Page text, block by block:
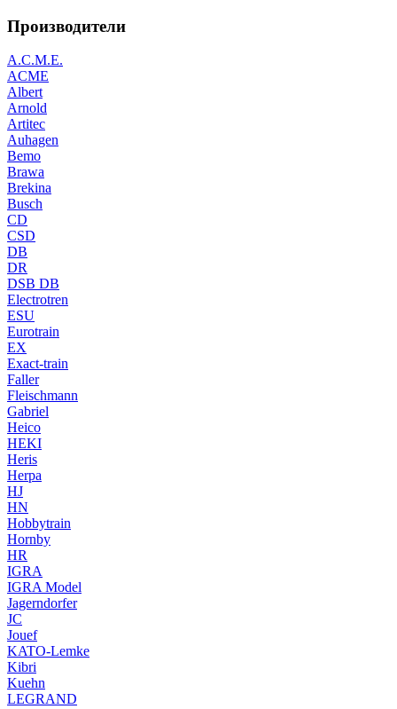
Производители
A.C.M.E.
ACME
Albert
Arnold
Artitec
Auhagen
Bemo
Brawa
Brekina
Busch
CD
CSD
DB
DR
DSB DB
Electrotren
ESU
Eurotrain
EX
Exact-train
Faller
Fleischmann
Gabriel
Heico
HEKI
Heris
Herpa
HJ
HN
Hobbytrain
Hornby
HR
IGRA
IGRA Model
Jagerndorfer
JC
Jouef
KATO-Lemke
Kibri
Kuehn
LEGRAND